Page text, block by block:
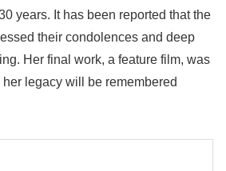
years. It has been reported that the
their condolences and deep
Her final work, a feature film, was
legacy will be remembered